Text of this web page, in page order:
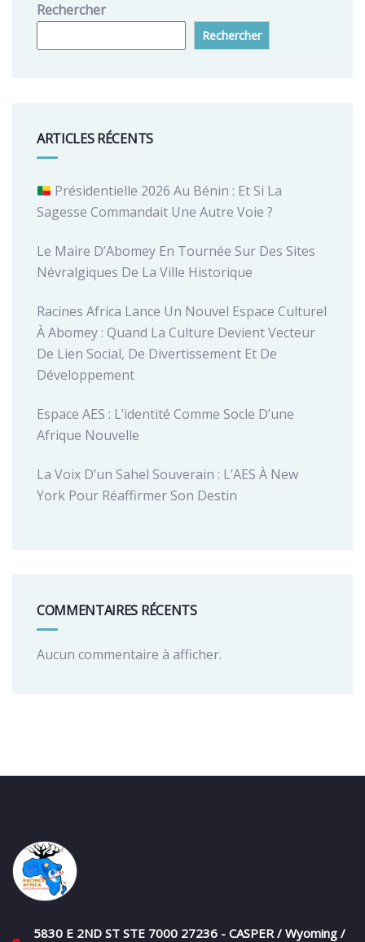
Rechercher
Rechercher
ARTICLES RÉCENTS
Présidentielle 2026 Au Bénin : Et Si La
Sagesse Commandait Une Autre Voie ?
Le Maire D’Abomey En Tournée Sur Des Sites
Névralgiques De La Ville Historique
Racines Africa Lance Un Nouvel Espace Culturel
À Abomey : Quand La Culture Devient Vecteur
De Lien Social, De Divertissement Et De
Développement
Espace AES : L’identité Comme Socle D’une
Afrique Nouvelle
La Voix D’un Sahel Souverain : L’AES À New
York Pour Réaffirmer Son Destin
COMMENTAIRES RÉCENTS
Aucun commentaire à afficher.
5830 E 2ND ST STE 7000 27236 - CASPER / Wyoming /